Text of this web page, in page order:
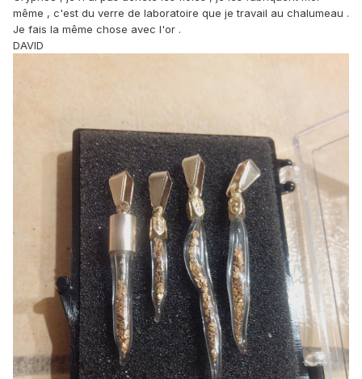
même , c'est du verre de laboratoire que je travail au chalumeau .
Je fais la même chose avec l'or .
DAVID